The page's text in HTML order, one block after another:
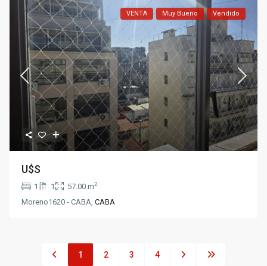
VENTA Muy Bueno Vendido
U$S
1 1 57.00 m2
Moreno1620 - CABA,CABA
1 2 3 4